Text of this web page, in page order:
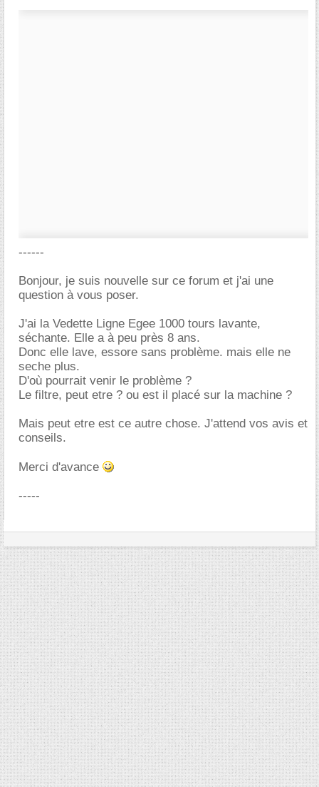
------
Bonjour, je suis nouvelle sur ce forum et j'ai une
question à vous poser.
J'ai la Vedette Ligne Egee 1000 tours lavante,
séchante. Elle a à peu près 8 ans.
Donc elle lave, essore sans problème. mais elle ne
seche plus.
D'où pourrait venir le problème ?
Le filtre, peut etre ? ou est il placé sur la machine ?
Mais peut etre est ce autre chose. J'attend vos avis et
conseils.
Merci d'avance
-----